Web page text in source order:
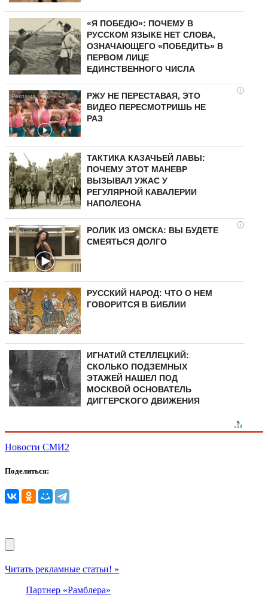
«Я ПОБЕДЮ»: ПОЧЕМУ В
РУССКОМ ЯЗЫКЕ НЕТ СЛОВА,
ОЗНАЧАЮЩЕГО «ПОБЕДИТЬ» В
ПЕРВОМ ЛИЦЕ
ЕДИНСТВЕННОГО ЧИСЛА
i
РЖУ НЕ ПЕРЕСТАВАЯ, ЭТО
ВИДЕО ПЕРЕСМОТРИШЬ НЕ
РАЗ
ТАКТИКА КАЗАЧЬЕЙ ЛАВЫ:
ПОЧЕМУ ЭТОТ МАНЕВР
ВЫЗЫВАЛ УЖАС У
РЕГУЛЯРНОЙ КАВАЛЕРИИ
НАПОЛЕОНА
i
РОЛИК ИЗ ОМСКА: ВЫ БУДЕТЕ
СМЕЯТЬСЯ ДОЛГО
РУССКИЙ НАРОД: ЧТО О НЕМ
ГОВОРИТСЯ В БИБЛИИ
ИГНАТИЙ СТЕЛЛЕЦКИЙ:
СКОЛЬКО ПОДЗЕМНЫХ
ЭТАЖЕЙ НАШЕЛ ПОД
МОСКВОЙ ОСНОВАТЕЛЬ
ДИГГЕРСКОГО ДВИЖЕНИЯ
Новости СМИ2
Поделиться:
Читать рекламные статьи! »
Партнер «Рамблера»